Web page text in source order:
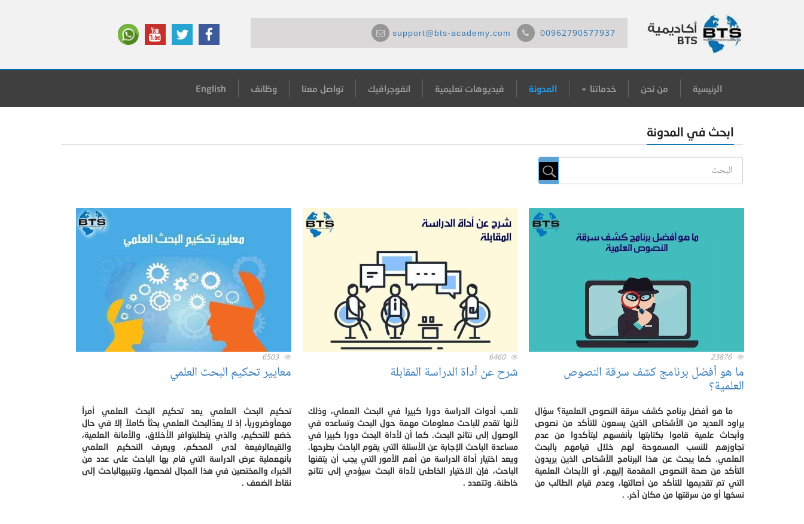
00962790577937
support@bts-academy.com
الرئيسية من نحن خدماتنا المدونة فيديوهات تعليمية انفوجرافيك تواصل معنا وظائف English
ابحث في المدونة
23876
ما هو أفضل برنامج كشف سرقة النصوص
العلمية؟
ما هو أفضل برنامج كشف سرقة النصوص العلمية؟ سؤال
يراود العديد من الأشخاص الذين يسعون للتأكد من نصوص
وأبحاث علمية قاموا بكتابتها بأنفسهم ليتأكدوا من عدم
تجاوزهم للنسب المسموحة لهم خلال قيامهم بالبحث
العلمي. كما يبحث عن هذا البرنامج الأشخاص الذين يريدون
التأكد من صحة النصوص المقدمة إليهم، أو الأبحاث العلمية
التي تم تقديمها للتأكد من أصالتها، وعدم قيام الطالب من
نسخها أو من سرقتها من مكان آخر. .
6460
شرح عن أداة الدراسة المقابلة
تلعب أدوات الدراسة دورا كبيرا في البحث العملي، وذلك
لأنها تقدم للباحث معلومات مهمة حول البحث وتساعده في
الوصول إلى نتائج البحث. كما أن لأداة البحث دورا كبيرا في
مساعدة الباحث الإجابة عن الأسئلة التي يقوم الباحث بطرحها.
ويعد اختيار أداة الدراسة من أهم الأمور التي يجب أن يتقنها
الباحث، فإن الاختيار الخاطئ لأداة البحث سيؤدي إلى نتائج
خاطئة. وتتعدد .
6503
معايير تحكيم البحث العلمي
تحكيم البحث العلمي يعد تحكيم البحث العلمي أمراً
مهماًوضرورياً، إذ لا يعدّالبحث العلمي بحثاً كاملاً إلا في حال
خضع للتحكيم، والذي يتطلبتوافر الأخلاق، والأمانة العلمية،
والقيمالرفيعة لدى المحكم، ويعرف التحكيم العلمي
بأنهعملية عرض الدراسة التي قام بها الباحث على عدد من
الخبراء والمختصين في هذا المجال لفحصها، وتنبيهالباحث إلى
نقاط الضعف .